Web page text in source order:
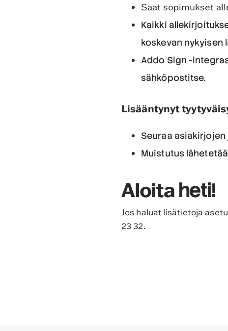
Saat sopimukset
Kaikki
koskevan nykyisen
Addo Sign -
sähköpostitse.
Lisääntynyt
Seuraa
Muistutus
Aloitaheti!
Jos haluat lisätietoja
23 32.